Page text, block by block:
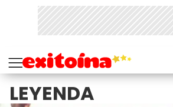
LEYENDA